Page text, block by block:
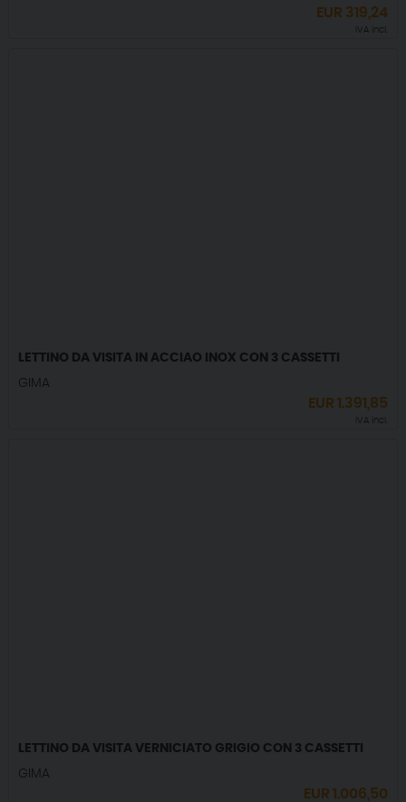
EUR 319,24
IVA incl.
LETTINO DA VISITA IN ACCIAO INOX CON 3 CASSETTI
GIMA
EUR1.391,85
IVA incl.
LETTINO DA VISITA VERNICIATO GRIGIO CON 3 CASSETTI
GIMA
EUR1.006,50